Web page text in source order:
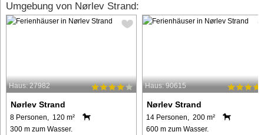
Umgebung von Nørlev Strand:
Haus: 27982
Nørlev Strand
8 Personen, 120 m²
300 m zum Wasser.
Haus: 90615
Nørlev Strand
14 Personen, 200 m²
600 m zum Wasser.